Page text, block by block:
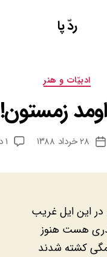
ردّ پا
دسته‌ها
ادبيّات و هنر
زمستون!
تاریخ
۲۸ خرداد ۱۳۸۸ ۱ دیدگاه
این ایل غریب
هست هنوز
کشته شدند